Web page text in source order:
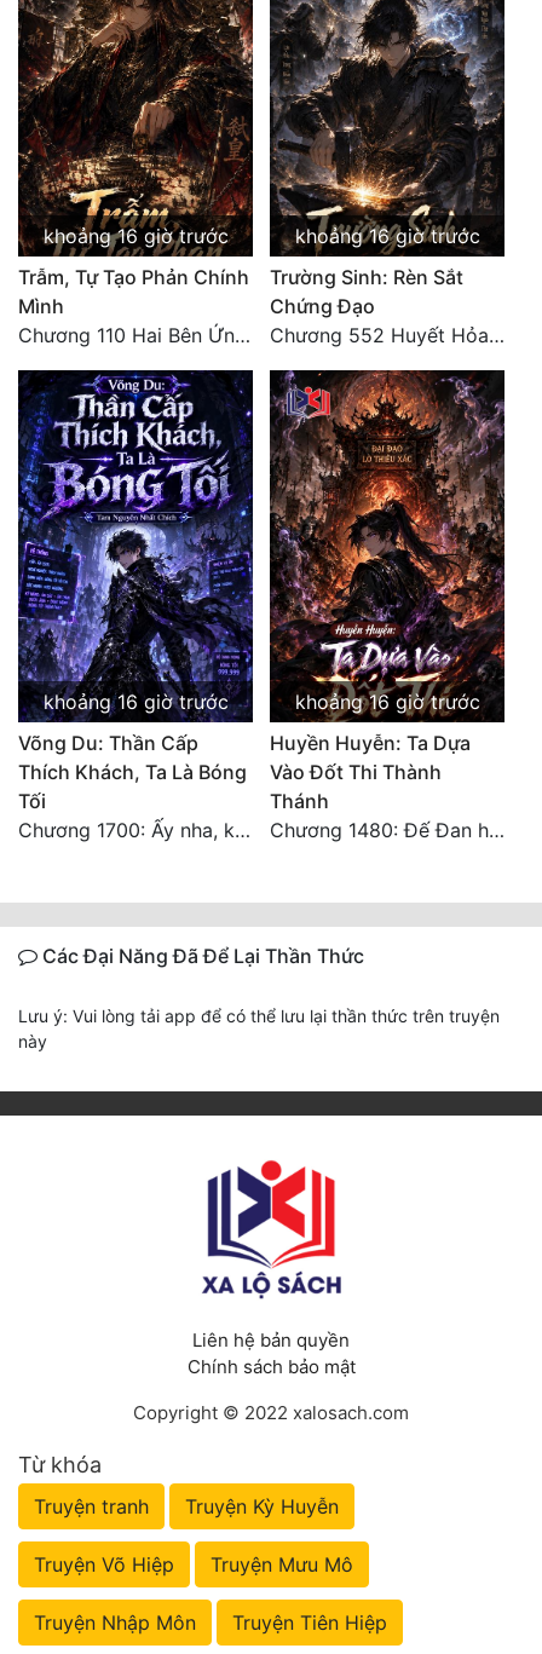
Đam Mỹ
Đẹp
Đẹp Hiệp
Tính Cách Nhân Vật :
Cơ Trí
Sát Phạt Quyết Đoán
Vô Sỉ
Điềm Đạm
khoảng 16 giờ trước
Trẫm, Tự Tạo Phản Chính
Mình
Chương 110 Hai Bên Ứng Phó
khoảng 16 giờ trước
Trường Sinh: Rèn Sắt
Chứng Đạo
Chương 552 Huyết Hỏa Độn Hư, nhân quả chưa dứt
khoảng 16 giờ trước
Võng Du: Thần Cấp
Thích Khách, Ta Là Bóng
Tối
Chương 1700: Ấy nha, không có chuyện gì!
khoảng 16 giờ trước
Huyền Huyễn: Ta Dựa
Vào Đốt Thi Thành
Thánh
Chương 1480: Đế Đan hiện
Các Đại Năng Đã Để Lại Thần Thức
Lưu ý: Vui lòng tải app để có thể lưu lại thần thức trên truyện
này
Liên hệ bản quyền
Chính sách bảo mật
Copyright © 2022 xalosach.com
Từ khóa
Truyện tranh Truyện Kỳ Huyễn
Truyện Võ Hiệp Truyện Mưu Mô
Truyện Nhập Môn Truyện Tiên Hiệp